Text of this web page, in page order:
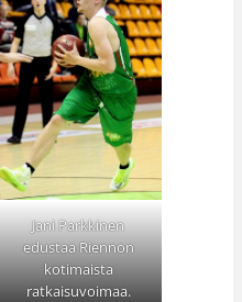
Jani Parkkinen
edustaa Riennon
kotimaista
ratkaisuvoimaa.